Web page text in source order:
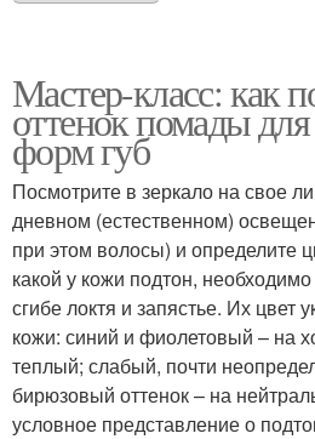
Мастер-класс: как
оттенок помады
форм губ
Посмотрите в зеркало на свое
дневном (естественном)
при этом волосы) и определите
какой у кожи подтон,
сгибе локтя и запястье. Их цвет
кожи: синий и фиолетовый – на
теплый; слабый, почти
бирюзовый оттенок – на
условное представление о